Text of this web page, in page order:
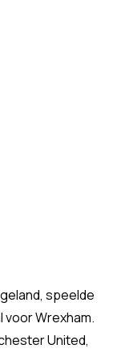
speelde
voor Wrexham.
United,